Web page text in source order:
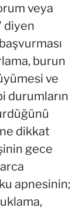
veya
diyen
burun
ve
durumların
dikkat
gece
apnesinin;